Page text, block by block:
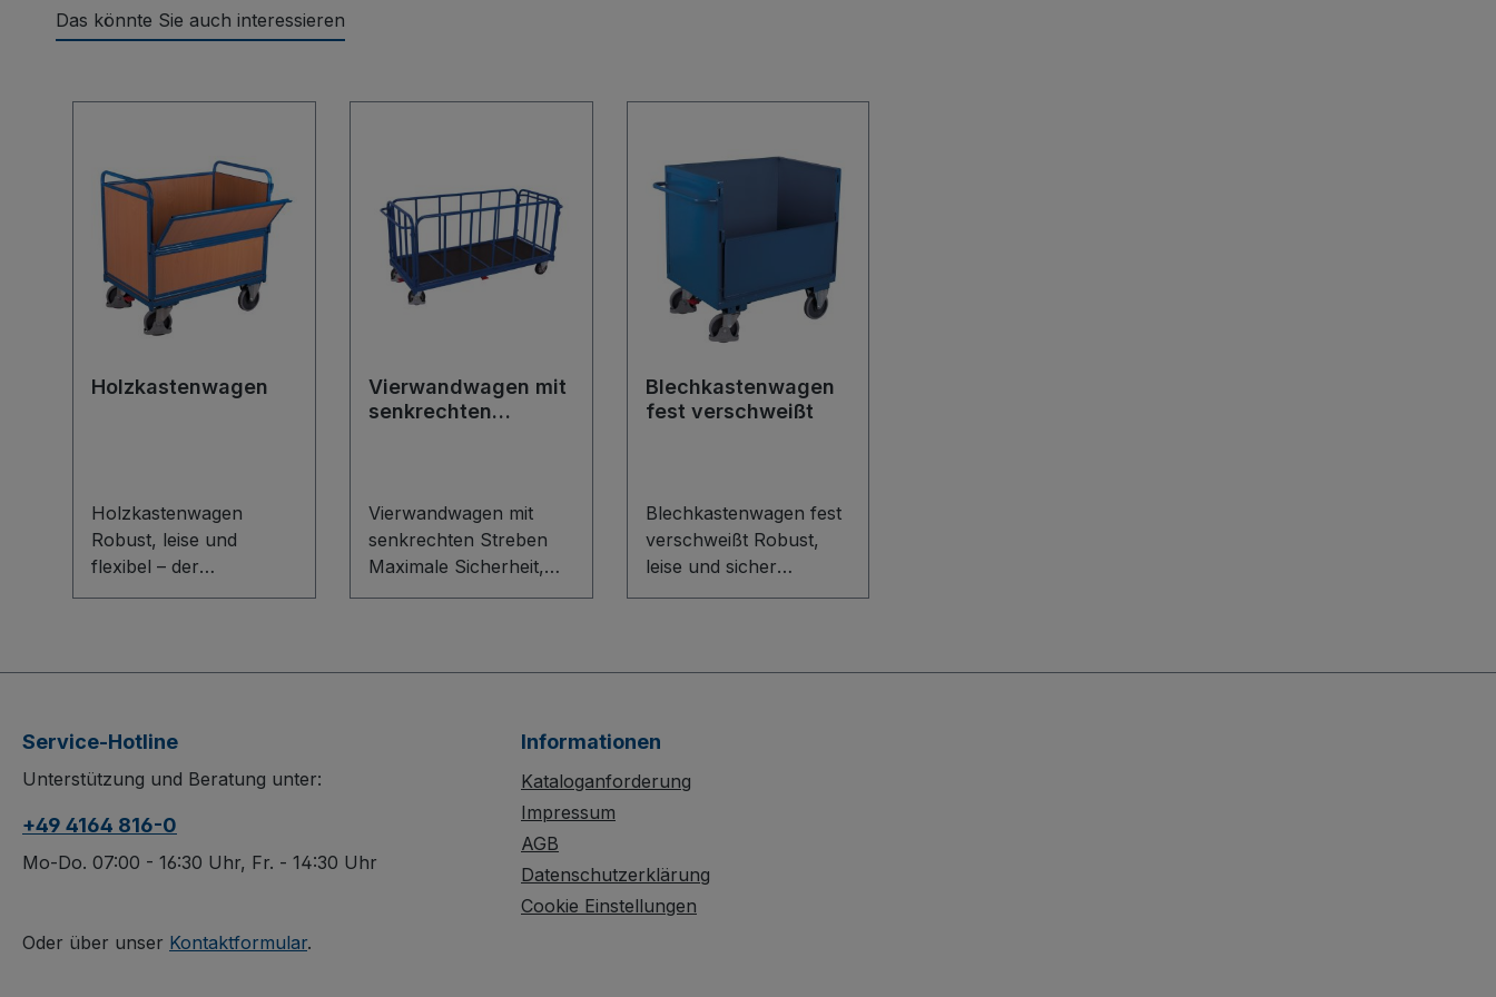
Das könnte Sie auch interessieren
Holzkastenwagen
Holzkastenwagen
Robust, leise und
flexibel – der
Holzkastenwagen für
mit innovativem L-Profil
Längswände aus
Holzwerkstoffplatte mit
Halt bieten. Eine
Längswand ist halb
Entladen. Die dauerhaft
Vierwandwagen mit
senkrechten
Vierwandwagen mit
senkrechten Streben
Maximale Sicherheit,
hohe Belastung und
senkrechten Streben
Stahlschweißkonstrukti
wasserfest verleimten
Sperrholzboden mit
rutschhemmender
Siebdruckoberfläche.
Blechkastenwagen
fest verschweißt
Blechkastenwagen fest
verschweißt Robust,
leise und sicher
unterwegs: Der
durch seine stabile
Rohrschiebegriff. Hohe
Stirn- und Längswände
offener, dauerhaft
oberflächengeschützter
Service-Hotline
Unterstützung und Beratung unter:
+49 4164 816-0
Mo-Do. 07:00 - 16:30 Uhr, Fr. - 14:30 Uhr
Oder über unser Kontaktformular.
Informationen
Kataloganforderung
Impressum
AGB
Datenschutzerklärung
Cookie Einstellungen